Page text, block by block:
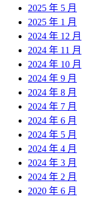
2025 年 5 月
2025 年 1 月
2024 年 12 月
2024 年 11 月
2024 年 10 月
2024 年 9 月
2024 年 8 月
2024 年 7 月
2024 年 6 月
2024 年 5 月
2024 年 4 月
2024 年 3 月
2024 年 2 月
2020 年 6 月